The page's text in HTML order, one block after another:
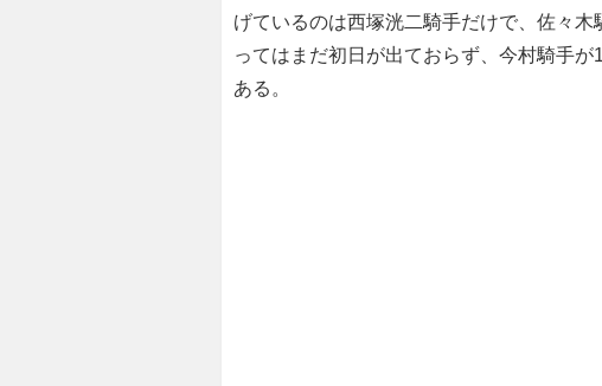
げているのは西塚洸二騎手だけで、佐々
ってはまだ初日が出ておらず、今村騎手
ある。